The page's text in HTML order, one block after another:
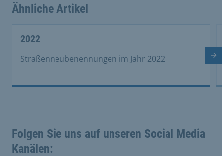
Ähnliche Artikel
2022
Straßenneubenennungen im Jahr 2022
Folgen Sie uns auf unseren Social Media
Kanälen: